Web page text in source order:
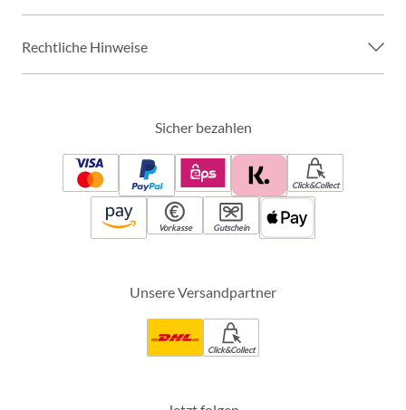
Rechtliche Hinweise
Sicher bezahlen
Click&Collect
Vorkasse Gutschein
Unsere Versandpartner
Click&Collect